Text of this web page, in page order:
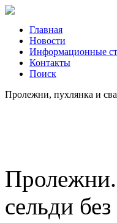
Главная
Новости
Информационные
Контакты
Поиск
Пролежни, пухлянка и
Пролежни.
сельди